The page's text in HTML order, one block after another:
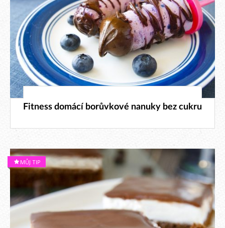
29. 6. 2026
Fitness domácí borůvkové nanuky bez cukru
MŮJ TIP